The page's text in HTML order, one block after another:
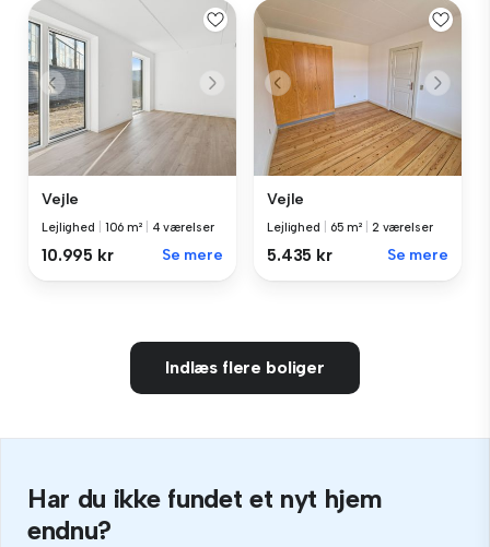
Vejle
Lejlighed 106 m² 4 værelser
10.995 kr Se mere
Vejle
Lejlighed 65 m² 2 værelser
5.435 kr Se mere
Indlæs flere boliger
Har du ikke fundet et nyt hjem
endnu?